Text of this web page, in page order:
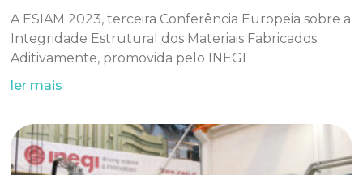
A ESIAM 2023, terceira Conferência Europeia sobre a
Integridade Estrutural dos Materiais Fabricados
Aditivamente, promovida pelo INEGI
ler mais